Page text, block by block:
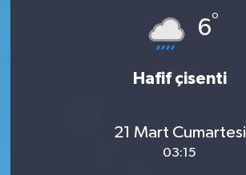
6°
Hafif çisenti
21 Mart Cumartesi
03:15